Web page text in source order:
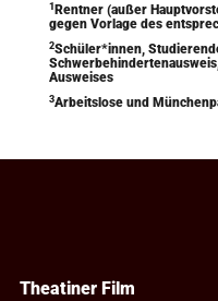
1 Rentner (außer
gegen Vorlage des
2Schüler*innen,
Ausweises
3Arbeitslose und
Theatiner Film